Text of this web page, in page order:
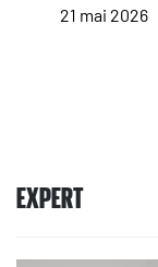
21 mai 2026
EXPERT